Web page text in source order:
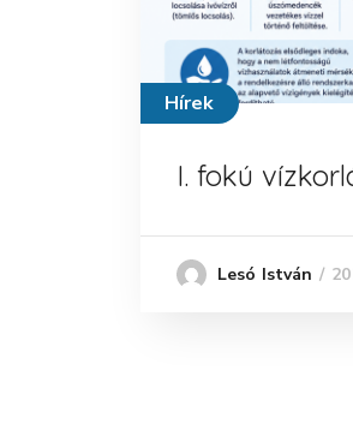
Hírek
I. fokú
Lesó István